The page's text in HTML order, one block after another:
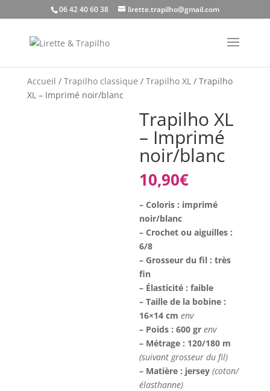
06 42 40 60 38 lirette.trapilho@gmail.com
Accueil / Trapilho classique / Trapilho XL/ Trapilho
XL – Imprimé noir/blanc
Trapilho XL
– Imprimé
noir/blanc
10,90€
– Coloris : imprimé
noir/blanc
– Crochet ou aiguilles :
6/8
– Grosseur du fil : très
fin
– Élasticité : faible
– Taille de la bobine :
16×14 cmenv
– Poids : 600 grenv
– Métrage : 120/180 m
(suivant grosseur du fil)
– Matière : jersey(coton/
élasthanne)